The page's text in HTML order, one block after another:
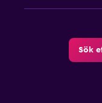
Uttag nära sängen
Sök